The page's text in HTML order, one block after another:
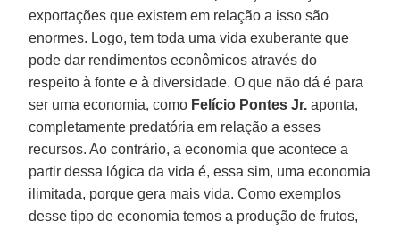
exportações que existem em relação a isso são
enormes. Logo, tem toda uma vida exuberante que
pode dar rendimentos econômicos através do
respeito à fonte e à diversidade. O que não dá é para
ser uma economia, como Felício Pontes Jr. aponta,
completamente predatória em relação a esses
recursos. Ao contrário, a economia que acontece a
partir dessa lógica da vida é, essa sim, uma economia
ilimitada, porque gera mais vida. Como exemplos
desse tipo de economia temos a produção de frutos,